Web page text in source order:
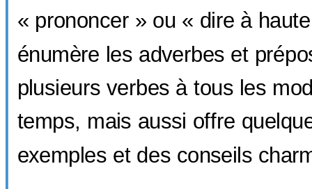
« prononcer » ou « dire à
énumère les adverbes et
plusieurs verbes à tous les
temps, mais aussi offre
exemples et des conseils